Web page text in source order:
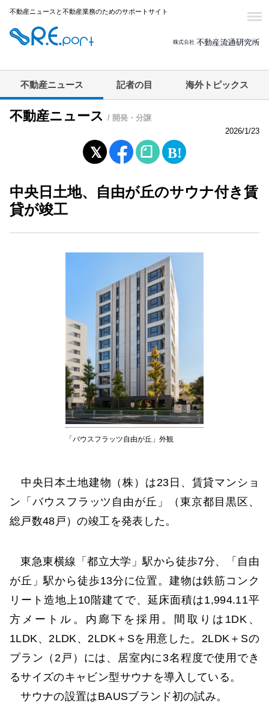
不動産ニュースと不動産業務のためのサポートサイト
不動産ニュース 記者の目 海外トピックス
不動産ニュース / 開発・分譲
2026/1/23
中央日土地、自由が丘のサウナ付き賃
貸が竣工
「バウスフラッツ自由が丘」外観
中央日本土地建物（株）は23日、賃貸マンショ
ン「バウスフラッツ自由が丘」（東京都目黒区、
総戸数48戸）の竣工を発表した。
東急東横線「都立大学」駅から徒歩7分、「自由
が丘」駅から徒歩13分に位置。建物は鉄筋コンク
リート造地上10階建てで、延床面積は1,994.11平
方メートル。内廊下を採用。間取りは1DK、
1LDK、2LDK、2LDK＋Sを用意した。2LDK＋Sの
プラン（2戸）には、居室内に3名程度で使用でき
るサイズのキャビン型サウナを導入している。
サウナの設置はBAUSブランド初の試み。